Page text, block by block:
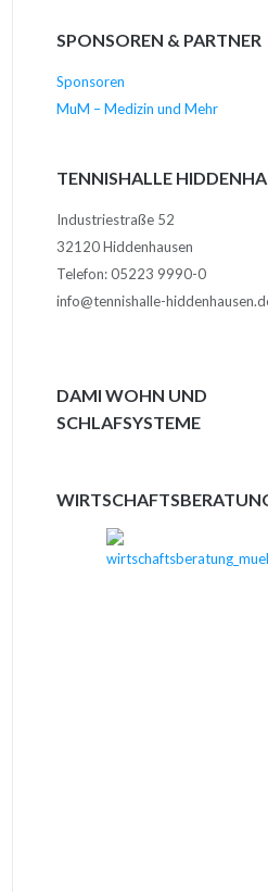
SPONSOREN & PARTNER
Sponsoren
MuM – Medizin und Mehr
TENNISHALLE
Industriestraße 52
32120 Hiddenhausen
Telefon: 05223 9990-0
info@tennishalle-
DAMI WOHN UND
SCHLAFSYSTEME